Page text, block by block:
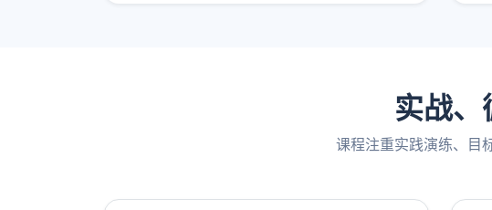
实战、
课程注重实践演练、目